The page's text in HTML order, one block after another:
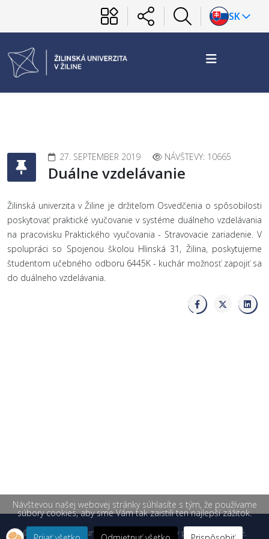
SK
27. SEPTEMBER 2019 NÁVŠTEVY: 10665
Duálne vzdelávanie
Žilinská univerzita v Žiline je držiteľom Osvedčenia o spôsobilosti
poskytovať praktické vyučovanie v systéme duálneho vzdelávania
na pracovisku Praktického vyučovania - Stravovacie zariadenie. V
spolupráci so Spojenou školou Hlinská 31, Žilina, poskytujeme
študentom učebného odboru 6445K - kuchár možnosť zapojiť sa
do duálneho vzdelávania.
© 2026 Žilinská univerzita v Žiline. Všetky práva vyhradené.
Návštevou našej webovej stránky súhlasíte s tým, že používame
súbory cookies, aby sme Vám tak zaistili ten najlepší zážitok.